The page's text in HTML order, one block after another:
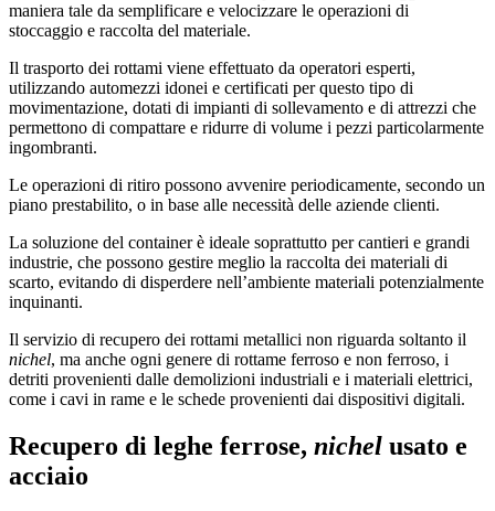
maniera tale da semplificare e velocizzare le operazioni di
stoccaggio e raccolta del materiale.
Il trasporto dei rottami viene effettuato da operatori esperti,
utilizzando automezzi idonei e certificati per questo tipo di
movimentazione, dotati di impianti di sollevamento e di attrezzi che
permettono di compattare e ridurre di volume i pezzi particolarmente
ingombranti.
Le operazioni di ritiro possono avvenire periodicamente, secondo un
piano prestabilito, o in base alle necessità delle aziende clienti.
La soluzione del container è ideale soprattutto per cantieri e grandi
industrie, che possono gestire meglio la raccolta dei materiali di
scarto, evitando di disperdere nell’ambiente materiali potenzialmente
inquinanti.
Il servizio di recupero dei rottami metallici non riguarda soltanto il
nichel, ma anche ogni genere di rottame ferroso e non ferroso, i
detriti provenienti dalle demolizioni industriali e i materiali elettrici,
come i cavi in rame e le schede provenienti dai dispositivi digitali.
Recupero di leghe ferrose, nichel usato e
acciaio